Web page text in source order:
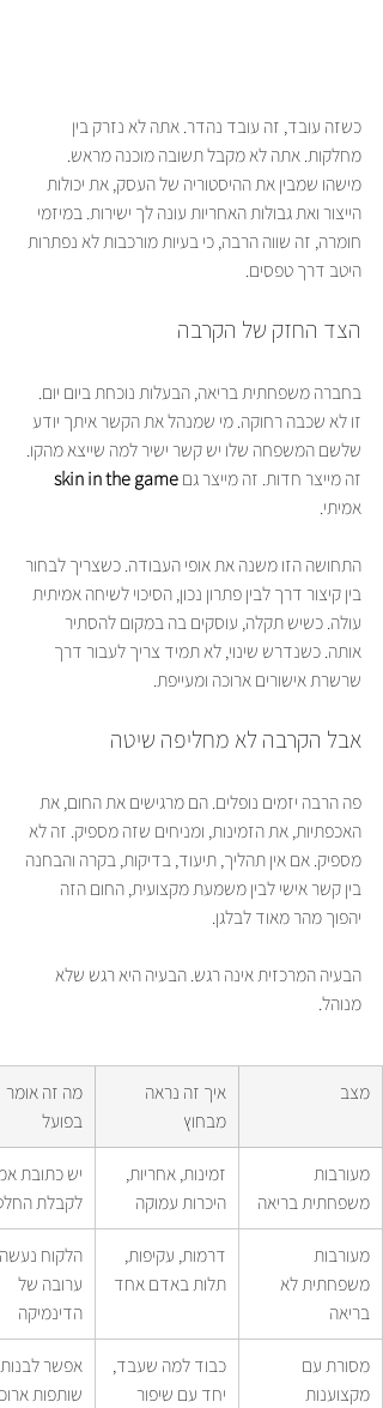
כשזה עובד, זה עובד נהדר. אתה לא נזרק בין
מחלקות. אתה לא מקבל תשובה מוכנה מראש.
מישהו שמבין את ההיסטוריה של העסק, את יכולות
הייצור ואת גבולות האחריות עונה לך ישירות. במיזמי
חומרה, זה שווה הרבה, כי בעיות מורכבות לא נפתרות
היטב דרך טפסים.
הצד החזק של הקרבה
בחברה משפחתית בריאה, הבעלות נוכחת ביום יום.
זו לא שכבה רחוקה. מי שמנהל את הקשר איתך יודע
שלשם המשפחה שלו יש קשר ישיר למה שייצא מהקו.
זה מייצר חדות. זה מייצר גם skin in the game
אמיתי.
התחושה הזו משנה את אופי העבודה. כשצריך לבחור
בין קיצור דרך לבין פתרון נכון, הסיכוי לשיחה אמיתית
עולה. כשיש תקלה, עוסקים בה במקום להסתיר
אותה. כשנדרש שינוי, לא תמיד צריך לעבור דרך
שרשרת אישורים ארוכה ומעייפת.
אבל הקרבה לא מחליפה שיטה
פה הרבה יזמים נופלים. הם מרגישים את החום, את
האכפתיות, את הזמינות, ומניחים שזה מספיק. זה לא
מספיק. אם אין תהליך, תיעוד, בדיקות, בקרה והבחנה
בין קשר אישי לבין משמעת מקצועית, החום הזה
יהפוך מהר מאוד לבלגן.
הבעיה המרכזית אינה רגש. הבעיה היא רגש שלא
מנוהל.
מצב
איך זה נראה
מבחוץ
מה זה אומר
בפועל
מעורבות
משפחתית בריאה
זמינות, אחריות,
היכרות עמוקה
יש כתובת
לקבלת
מעורבות
משפחתית לא
בריאה
דרמות, עקיפות,
תלות באדם אחד
הלקוח
ערובה של
הדינמיקה
מסורת עם
מקצוענות
כבוד למה שעבד,
יחד עם שיפור
אפשר
שותפות